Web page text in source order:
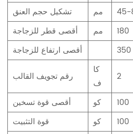
تشكيل حجم العنق مم 45-
أقصى قطر للزجاجة
مم 180
أقصى ارتفاع للزجاجة
350
رقم تجويف القالب
كا
ف
2
أقصى قوة تسخين كو 100
قوة التثبيت
كو 100